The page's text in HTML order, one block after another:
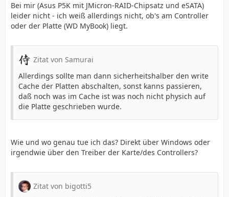
Bei mir (Asus P5K mit JMicron-RAID-Chipsatz und eSATA)
leider nicht - ich weiß allerdings nicht, ob's am Controller
oder der Platte (WD MyBook) liegt.
Zitat von Samurai
Allerdings sollte man dann sicherheitshalber den write
Cache der Platten abschalten, sonst kanns passieren,
daß noch was im Cache ist was noch nicht physich auf
die Platte geschrieben wurde.
Wie und wo genau tue ich das? Direkt über Windows oder
irgendwie über den Treiber der Karte/des Controllers?
Zitat von bigotti5